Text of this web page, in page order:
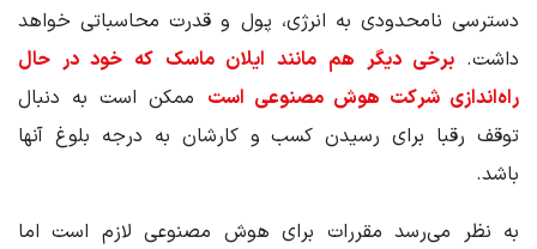
دسترسی نامحدودی به انرژی، پول و قدرت محاسباتی خواهد
داشت. برخی دیگر هم مانند ایلان ماسک که خود در حال
راه‌اندازی شرکت هوش مصنوعی است ممکن است به دنبال
توقف رقبا برای رسیدن کسب و کارشان به درجه بلوغ آنها
باشد.
به نظر می‌رسد مقررات برای هوش مصنوعی لازم است اما